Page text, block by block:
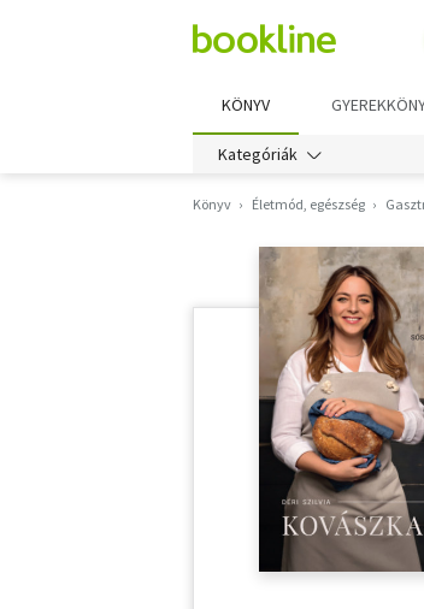
KÖNYV
Kategóriák
Könyv Életmód, egészség